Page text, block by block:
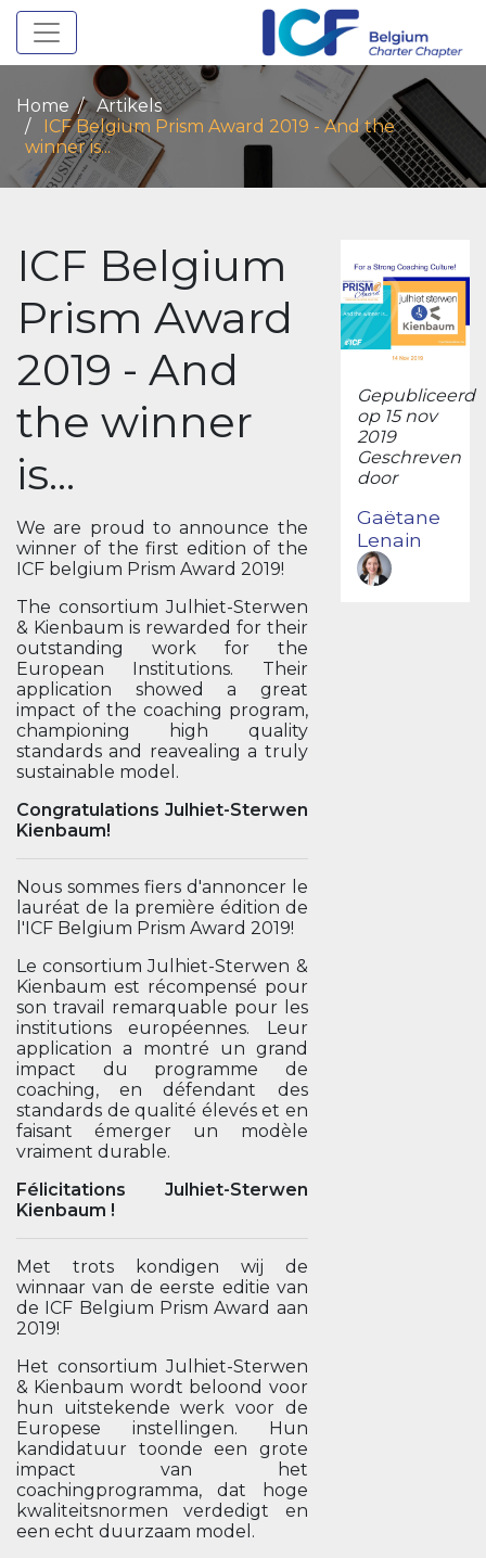
Toggle navigation
Home
Artikels
ICF Belgium Prism Award 2019 - And the
winner is...
ICF Belgium
Prism Award
2019 - And
the winner
is...
We are proud to announce the
winner of the first edition of the
ICF belgium Prism Award 2019!
The consortium Julhiet-Sterwen
& Kienbaum is rewarded for their
outstanding work for the
European Institutions. Their
application showed a great
impact of the coaching program,
championing high quality
standards and reavealing a truly
sustainable model.
Congratulations Julhiet-Sterwen
Kienbaum!
Nous sommes fiers d'annoncer le
lauréat de la première édition de
l'ICF Belgium Prism Award 2019!
Le consortium Julhiet-Sterwen &
Kienbaum est récompensé pour
son travail remarquable pour les
institutions européennes. Leur
application a montré un grand
impact du programme de
coaching, en défendant des
standards de qualité élevés et en
faisant émerger un modèle
vraiment durable.
Félicitations Julhiet-Sterwen
Kienbaum !
Met trots kondigen wij de
winnaar van de eerste editie van
de ICF Belgium Prism Award aan
2019!
Het consortium Julhiet-Sterwen
& Kienbaum wordt beloond voor
hun uitstekende werk voor de
Europese instellingen. Hun
kandidatuur toonde een grote
impact van het
coachingprogramma, dat hoge
kwaliteitsnormen verdedigt en
een echt duurzaam model.
Gepubliceerd
op 15 nov
2019
Geschreven
door
Gaëtane
Lenain